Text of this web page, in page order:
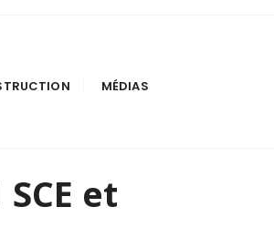
MÉDIAS
et